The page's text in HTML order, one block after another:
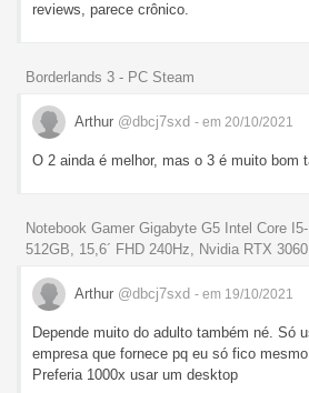
reviews, parece crônico.
Borderlands 3 - PC Steam
Arthur @dbcj7sxd - em 20/10/2021
O 2 ainda é melhor, mas o 3 é muito bom
Notebook Gamer Gigabyte G5 Intel Core
512GB, 15,6´ FHD 240Hz, Nvidia RTX
Arthur @dbcj7sxd - em 19/10/2021
Depende muito do adulto também né. Só
empresa que fornece pq eu só fico
Preferia 1000x usar um desktop